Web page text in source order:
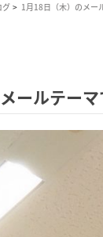
グ 1月18日（木）のメー
ールテー